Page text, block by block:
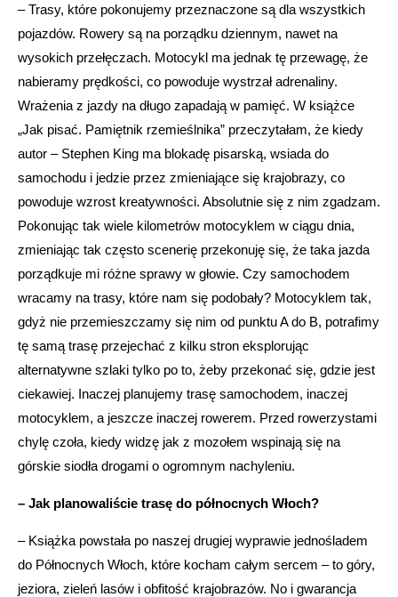
– Trasy, które pokonujemy przeznaczone są dla wszystkich
pojazdów. Rowery są na porządku dziennym, nawet na
wysokich przełęczach. Motocykl ma jednak tę przewagę, że
nabieramy prędkości, co powoduje wystrzał adrenaliny.
Wrażenia z jazdy na długo zapadają w pamięć. W książce
„Jak pisać. Pamiętnik rzemieślnika” przeczytałam, że kiedy
autor – Stephen King ma blokadę pisarską, wsiada do
samochodu i jedzie przez zmieniające się krajobrazy, co
powoduje wzrost kreatywności. Absolutnie się z nim zgadzam.
Pokonując tak wiele kilometrów motocyklem w ciągu dnia,
zmieniając tak często scenerię przekonuję się, że taka jazda
porządkuje mi różne sprawy w głowie. Czy samochodem
wracamy na trasy, które nam się podobały? Motocyklem tak,
gdyż nie przemieszczamy się nim od punktu A do B, potrafimy
tę samą trasę przejechać z kilku stron eksplorując
alternatywne szlaki tylko po to, żeby przekonać się, gdzie jest
ciekawiej. Inaczej planujemy trasę samochodem, inaczej
motocyklem, a jeszcze inaczej rowerem. Przed rowerzystami
chylę czoła, kiedy widzę jak z mozołem wspinają się na
górskie siodła drogami o ogromnym nachyleniu.
– Jak planowaliście trasę do północnych Włoch?
– Książka powstała po naszej drugiej wyprawie jednośladem
do Północnych Włoch, które kocham całym sercem – to góry,
jeziora, zieleń lasów i obfitość krajobrazów. No i gwarancja